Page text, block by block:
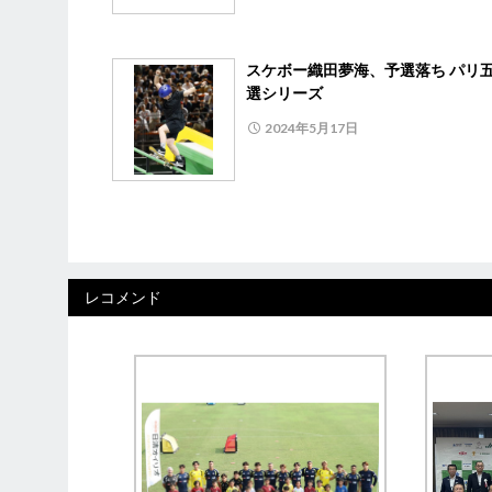
スケボー織田夢海、予選落ち パリ
選シリーズ
2024年5月17日
レコメンド